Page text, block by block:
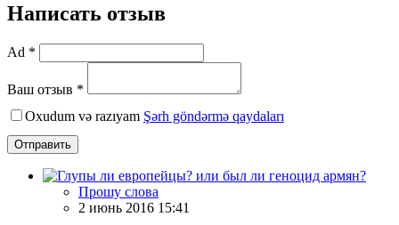
Написать отзыв
Ad *
Ваш отзыв *
Oxudum və razıyam Şərh göndərmə qaydaları
Отправить
Прошу слова
2 июнь 2016 15:41